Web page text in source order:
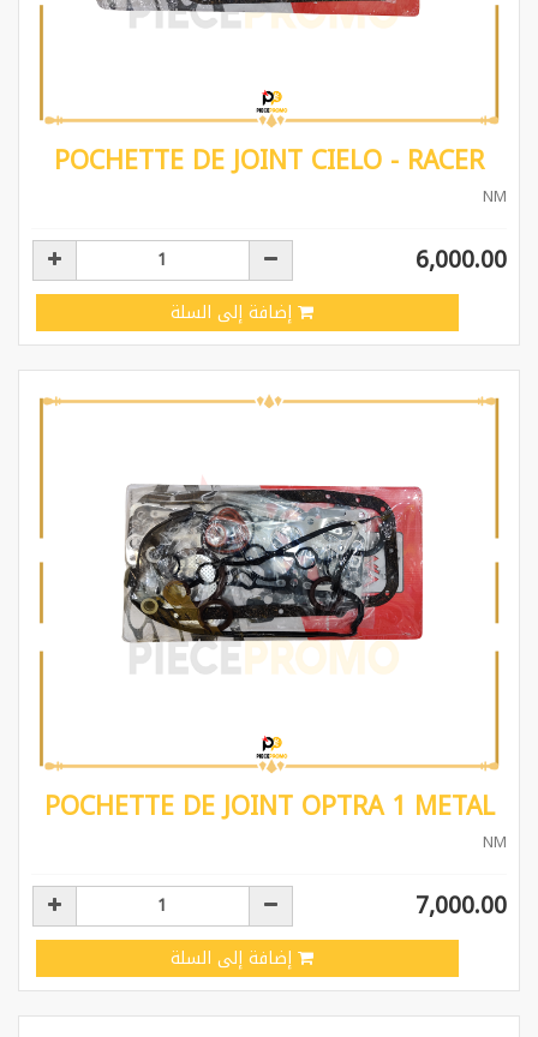
POCHETTE DE JOINT CIELO - RACER
NM
6,000.00
إضافة إلى السلة
POCHETTE DE JOINT OPTRA 1 METAL
NM
7,000.00
إضافة إلى السلة